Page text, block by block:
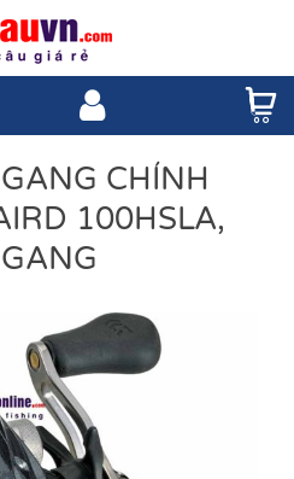
CHÍNH
100HSLA,